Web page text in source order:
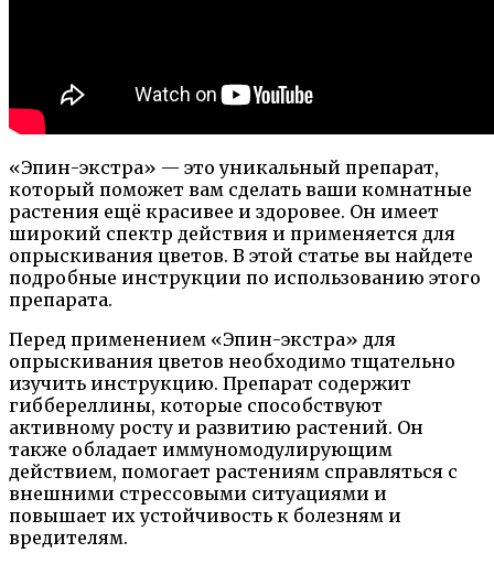
«Эпин-экстра» — это уникальный препарат,
который поможет вам сделать ваши комнатные
растения ещё красивее и здоровее. Он имеет
широкий спектр действия и применяется для
опрыскивания цветов. В этой статье вы найдете
подробные инструкции по использованию этого
препарата.
Перед применением «Эпин-экстра» для
опрыскивания цветов необходимо тщательно
изучить инструкцию. Препарат содержит
гиббереллины, которые способствуют
активному росту и развитию растений. Он
также обладает иммуномодулирующим
действием, помогает растениям справляться с
внешними стрессовыми ситуациями и
повышает их устойчивость к болезням и
вредителям.